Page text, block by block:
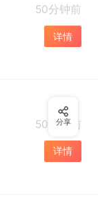
50分钟前
详情
50分钟前
详情
分享